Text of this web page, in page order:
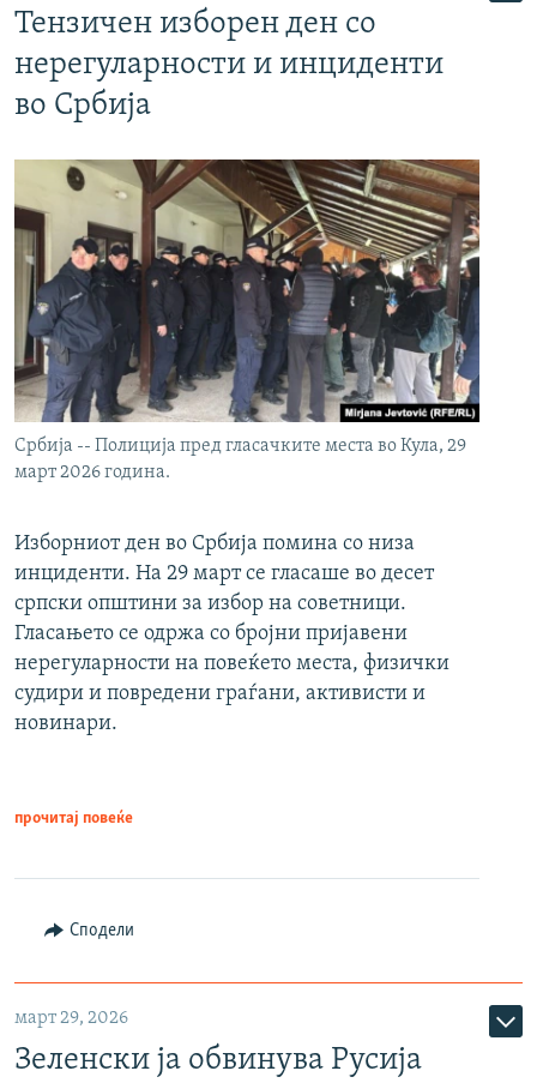
Тензичен изборен ден со
нерегуларности и инциденти
во Србија
Србија -- Полиција пред гласачките места во Кула, 29
март 2026 година.
Изборниот ден во Србија помина со низа
инциденти. На 29 март се гласаше во десет
српски општини за избор на советници.
Гласањето се одржа со бројни пријавени
нерегуларности на повеќето места, физички
судири и повредени граѓани, активисти и
новинари.
прочитај повеќе
Сподели
март 29, 2026
Зеленски ја обвинува Русија